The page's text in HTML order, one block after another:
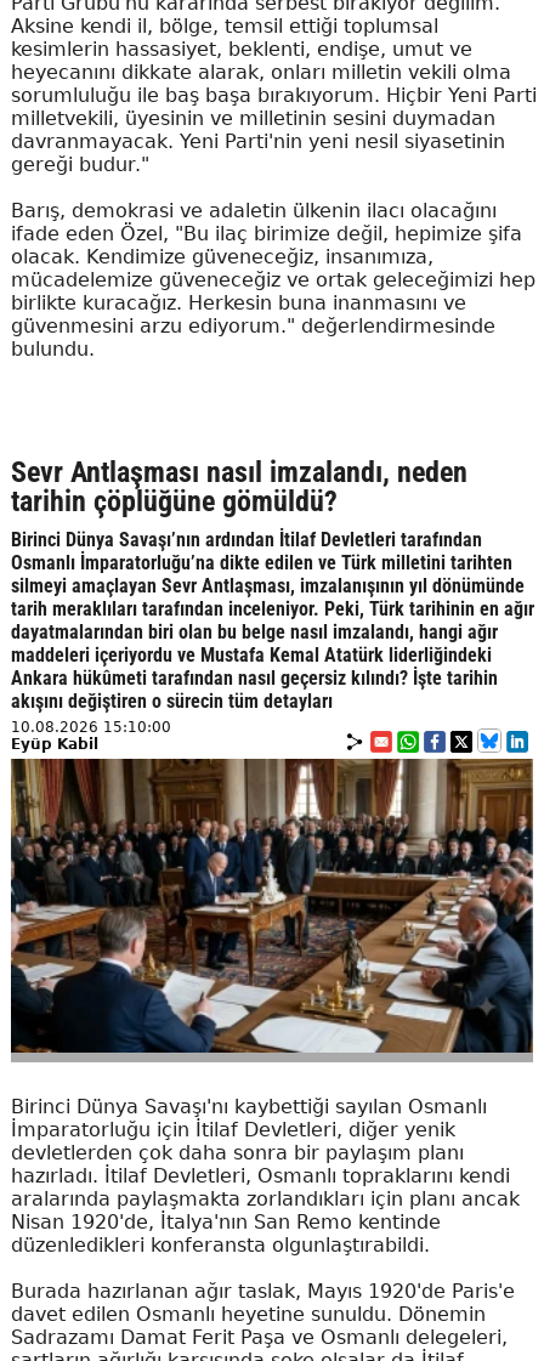
Aksine kendi il, bölge, temsil ettiği toplumsal
kesimlerin hassasiyet, beklenti, endişe, umut ve
heyecanını dikkate alarak, onları milletin vekili olma
sorumluluğu ile baş başa bırakıyorum. Hiçbir Yeni Parti
milletvekili, üyesinin ve milletinin sesini duymadan
davranmayacak. Yeni Parti'nin yeni nesil siyasetinin
gereği budur."
Barış, demokrasi ve adaletin ülkenin ilacı olacağını
ifade eden Özel, "Bu ilaç birimize değil, hepimize şifa
olacak. Kendimize güveneceğiz, insanımıza,
mücadelemize güveneceğiz ve ortak geleceğimizi hep
birlikte kuracağız. Herkesin buna inanmasını ve
güvenmesini arzu ediyorum." değerlendirmesinde
bulundu.
Sevr Antlaşması nasıl imzalandı, neden
tarihin çöplüğüne gömüldü?
Birinci Dünya Savaşı’nın ardından İtilaf Devletleri tarafından
Osmanlı İmparatorluğu’na dikte edilen ve Türk milletini tarihten
silmeyi amaçlayan Sevr Antlaşması, imzalanışının yıl dönümünde
tarih meraklıları tarafından inceleniyor. Peki, Türk tarihinin en ağır
dayatmalarından biri olan bu belge nasıl imzalandı, hangi ağır
maddeleri içeriyordu ve Mustafa Kemal Atatürk liderliğindeki
Ankara hükûmeti tarafından nasıl geçersiz kılındı? İşte tarihin
akışını değiştiren o sürecin tüm detayları
10.08.2026 15:10:00
Eyüp Kabil
Birinci Dünya Savaşı'nı kaybettiği sayılan Osmanlı
İmparatorluğu için İtilaf Devletleri, diğer yenik
devletlerden çok daha sonra bir paylaşım planı
hazırladı. İtilaf Devletleri, Osmanlı topraklarını kendi
aralarında paylaşmakta zorlandıkları için planı ancak
Nisan 1920'de, İtalya'nın San Remo kentinde
düzenledikleri konferansta olgunlaştırabildi.
Burada hazırlanan ağır taslak, Mayıs 1920'de Paris'e
davet edilen Osmanlı heyetine sunuldu. Dönemin
Sadrazamı Damat Ferit Paşa ve Osmanlı delegeleri,